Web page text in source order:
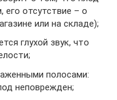
его отсутствие – о
или на складе);
глухой звук, что
полосами:
неповрежден;